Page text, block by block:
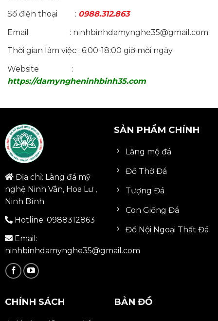
Số điện thoại : 0988.312.863
Email : ninhbinhdamynghe35@gmail.com
Thời gian làm việc : 6:00-18:00 giờ mỗi ngày
Website :
https://damyngheninhbinh35.com
Địa chỉ: Làng đá mỹ
nghệ Ninh Vân, Hoa Lư ,
Ninh Bình
Hotline: 0988312863
Email:
ninhbinhdamynghe35@gmail.com
SẢN PHẨM CHÍNH
Lăng mộ đá
Đồ Thờ Đá
Tượng Đá
Con Giống Đá
Đồ Nội Ngoại Thất Đá
CHÍNH SÁCH BẢN ĐỒ